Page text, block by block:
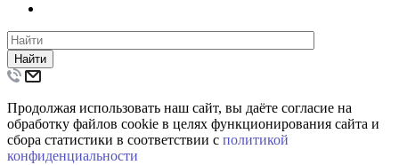
Найти
Продолжая использовать наш сайт, вы даёте согласие на
обработку файлов cookie в целях функционирования сайта и
сбора статистики в соответствии с политикой
конфиденциальности